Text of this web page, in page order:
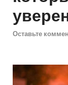
Оставьте